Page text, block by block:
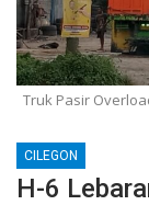
Truk Pasir
CILEGON
H-6